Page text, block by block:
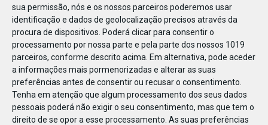
sua permissão, nós e os nossos parceiros poderemos usar
identificação e dados de geolocalização precisos através da
procura de dispositivos. Poderá clicar para consentir o
processamento por nossa parte e pela parte dos nossos 1019
parceiros, conforme descrito acima. Em alternativa, pode aceder
a informações mais pormenorizadas e alterar as suas
preferências antes de consentir ou recusar o consentimento.
Tenha em atenção que algum processamento dos seus dados
pessoais poderá não exigir o seu consentimento, mas que tem o
direito de se opor a esse processamento. As suas preferências
64093820641253